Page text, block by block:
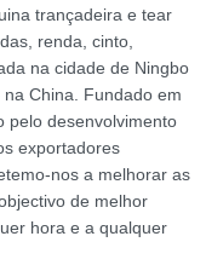
trançadeira e tear
renda, cinto,
na cidade de Ningbo
China. Fundado em
pelo desenvolvimento
exportadores
nos a melhorar as
de melhor
hora e a qualquer